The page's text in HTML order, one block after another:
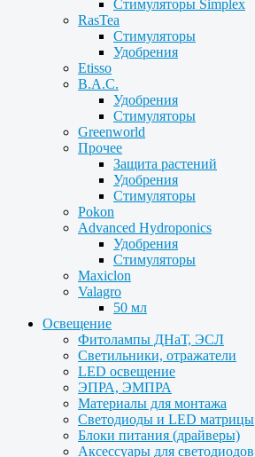
Стимуляторы Simplex
RasTea
Стимуляторы
Удобрения
Etisso
B.A.C.
Удобрения
Стимуляторы
Greenworld
Прочее
Защита растений
Удобрения
Стимуляторы
Pokon
Advanced Hydroponics
Удобрения
Стимуляторы
Maxiclon
Valagro
50 мл
Освещение
Фитолампы ДНаТ, ЭСЛ
Светильники, отражатели
LED освещение
ЭПРА, ЭМПРА
Материалы для монтажа
Светодиоды и LED матрицы
Блоки питания (драйверы)
Аксессуары для светодиодов